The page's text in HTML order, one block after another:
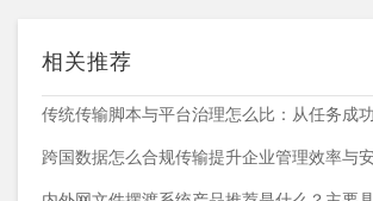
相关推荐
传统传输脚本与平台治理怎么比：从任务成
跨国数据怎么合规传输提升企业管理效率与